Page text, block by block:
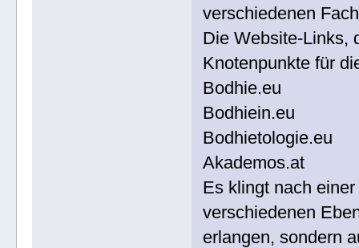
verschiedenen
Die Website-Links,
Knotenpunkte für
Bodhie.eu
Bodhiein.eu
Bodhietologie.eu
Akademos.at
Es klingt nach
verschiedenen
erlangen, sondern